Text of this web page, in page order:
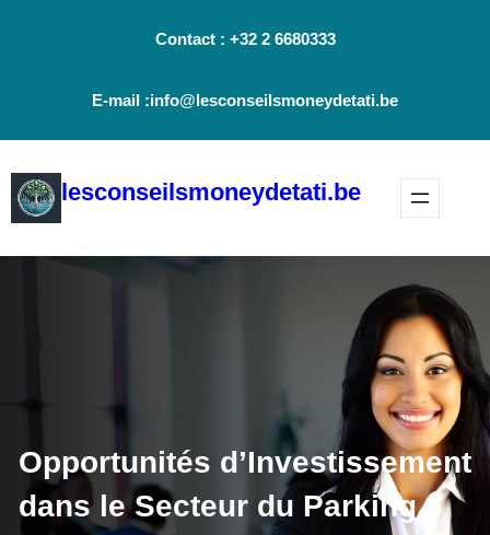
Contact : +32 2 6680333
E-mail :info@lesconseilsmoneydetati.be
lesconseilsmoneydetati.be
Opportunités d’Investissement
dans le Secteur du Parking